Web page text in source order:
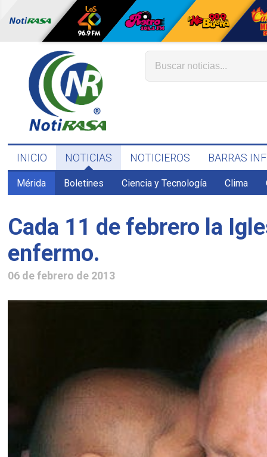
INICIO NOTICIAS NOTICIEROS BARRAS
Mérida Boletines Ciencia y Tecnología Clima
Cada 11 de febrero la
enfermo.
06 de febrero de 2013